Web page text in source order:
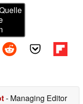
- Managing Editor